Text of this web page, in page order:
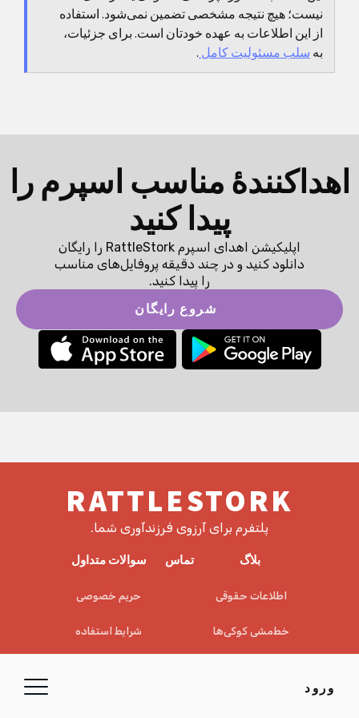
ورود
نیست؛ هیچ نتیجه مشخصی تضمین نمی‌شود. استفاده
از این اطلاعات به عهده خودتان است. برای جزئیات،
بهسلب مسئولیت کامل.
اهداکنندهٔ مناسب اسپرم را
پیدا کنید
اپلیکیشن اهدای اسپرم RattleStork را رایگان
دانلود کنید و در چند دقیقه پروفایل‌های مناسب
را پیدا کنید.
شروع رایگان
RATTLESTORK
پلتفرم برای آرزوی فرزندآوری شما.
بلاگ تماس سوالات متداول
اطلاعات حقوقی حریم خصوصی
خط‌مشی کوکی‌ها شرایط استفاده